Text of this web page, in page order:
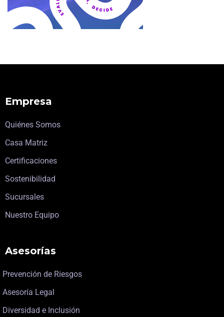
Empresa
Quiénes Somos
Casa Matriz
Certificaciones
Sostenibilidad
Sucursales
Nuestro Equipo
Asesorías
Prevención de Riesgos
Asesoría Legal
Diversidad e Inclusión